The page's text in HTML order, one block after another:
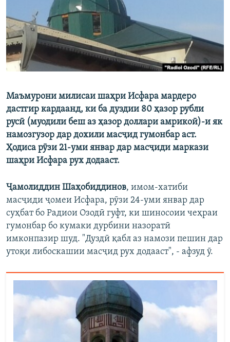
ГУЗОРИШҲОИ РАДИОӢ
Русский
ПАЙГИРӢ КУНЕД
Ҳамаи сомонаҳои RFE/RL
Маъмурони милисаи шаҳри Исфара мардеро
дастгир кардаанд, ки ба дуздии 80 ҳазор рубли
русӣ (муодили беш аз ҳазор доллари амрикоӣ)-и як
намозгузор дар дохили масҷид гумонбар аст.
Ҳодиса рӯзи 21-уми январ дар масҷиди маркази
шаҳри Исфара рух додааст.
Ҷамолиддин Шаҳобиддинов, имом-хатиби
масҷиди ҷомеи Исфара, рӯзи 24-уми январ дар
суҳбат бо Радиои Озодӣ гуфт, ки шиносоии чеҳраи
гумонбар бо кумаки дурбини назоратӣ
имконпазир шуд. "Дуздӣ қабл аз намози пешин дар
утоқи либоскашии масҷид рух додааст", - афзуд ӯ.